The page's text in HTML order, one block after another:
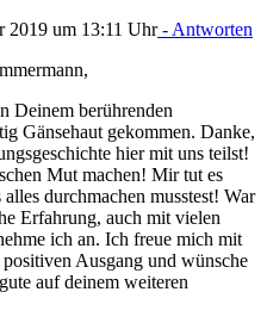
2019 um 13:11 Uhr- Antworten
Deinem berührenden
Gänsehaut gekommen. Danke,
hier mit uns teilst!
Mut machen! Mir tut es
durchmachen musstest! War
Erfahrung, auch mit vielen
ich an. Ich freue mich mit
Ausgang und wünsche
auf deinem weiteren